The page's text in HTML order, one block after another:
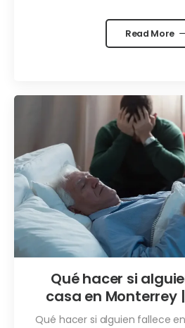
Read More
Qué hacer si
casa en Monterrey
Carmen
Qué hacer si alguien fallece